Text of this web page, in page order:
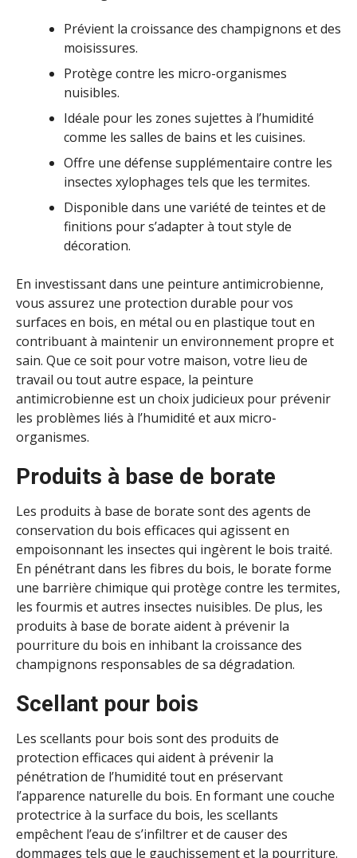
Prévient la croissance des champignons et des
moisissures.
Protège contre les micro-organismes
nuisibles.
Idéale pour les zones sujettes à l’humidité
comme les salles de bains et les cuisines.
Offre une défense supplémentaire contre les
insectes xylophages tels que les termites.
Disponible dans une variété de teintes et de
finitions pour s’adapter à tout style de
décoration.
En investissant dans une peinture antimicrobienne,
vous assurez une protection durable pour vos
surfaces en bois, en métal ou en plastique tout en
contribuant à maintenir un environnement propre et
sain. Que ce soit pour votre maison, votre lieu de
travail ou tout autre espace, la peinture
antimicrobienne est un choix judicieux pour prévenir
les problèmes liés à l’humidité et aux micro-
organismes.
Produits à base de borate
Les produits à base de borate sont des agents de
conservation du bois efficaces qui agissent en
empoisonnant les insectes qui ingèrent le bois traité.
En pénétrant dans les fibres du bois, le borate forme
une barrière chimique qui protège contre les termites,
les fourmis et autres insectes nuisibles. De plus, les
produits à base de borate aident à prévenir la
pourriture du bois en inhibant la croissance des
champignons responsables de sa dégradation.
Scellant pour bois
Les scellants pour bois sont des produits de
protection efficaces qui aident à prévenir la
pénétration de l’humidité tout en préservant
l’apparence naturelle du bois. En formant une couche
protectrice à la surface du bois, les scellants
empêchent l’eau de s’infiltrer et de causer des
dommages tels que le gauchissement et la pourriture.